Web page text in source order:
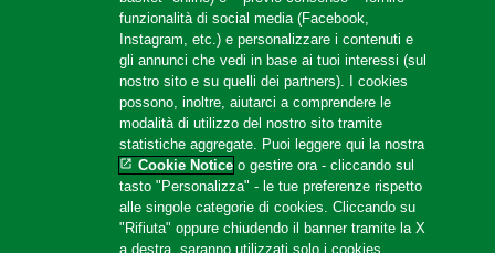
Amazon Store
funzionalità di social media (Facebook,
Instagram, etc.) e personalizzare i contenuti e
gli annunci che vedi in base ai tuoi interessi (sul
nostro sito e su quelli dei partners). I cookies
possono, inoltre, aiutarci a comprendere le
modalità di utilizzo del nostro sito tramite
statistiche aggregate. Puoi leggere qui la nostra
Cookie Notice o gestire ora - cliccando sul
tasto "Personalizza" - le tue preferenze rispetto
alle singole categorie di cookies. Cliccando su
"Rifiuta" oppure chiudendo il banner tramite la X
a destra, saranno utilizzati solo i cookies